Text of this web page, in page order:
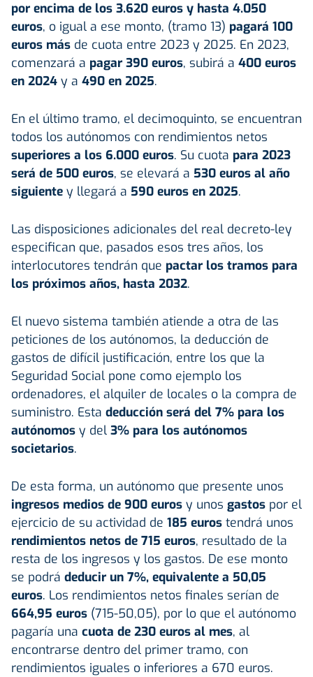
por encima de los 3.620 euros y hasta 4.050
euros, o igual a ese monto, (tramo 13) pagará 100
euros más de cuota entre 2023 y 2025. En 2023,
comenzará a pagar 390 euros, subirá a 400 euros
en 2024 y a 490 en 2025.
En el último tramo, el decimoquinto, se encuentran
todos los autónomos con rendimientos netos
superiores a los 6.000 euros. Su cuota para 2023
será de 500 euros, se elevará a 530 euros al año
siguiente y llegará a 590 euros en 2025.
Las disposiciones adicionales del real decreto-ley
especifican que, pasados esos tres años, los
interlocutores tendrán que pactar los tramos para
los próximos años, hasta 2032.
El nuevo sistema también atiende a otra de las
peticiones de los autónomos, la deducción de
gastos de difícil justificación, entre los que la
Seguridad Social pone como ejemplo los
ordenadores, el alquiler de locales o la compra de
suministro. Esta deducción será del 7% para los
autónomos y del 3% para los autónomos
societarios.
De esta forma, un autónomo que presente unos
ingresos medios de 900 euros y unos gastos por el
ejercicio de su actividad de 185 euros tendrá unos
rendimientos netos de 715 euros, resultado de la
resta de los ingresos y los gastos. De ese monto
se podrá deducir un 7%, equivalente a 50,05
euros. Los rendimientos netos finales serían de
664,95 euros (715-50,05), por lo que el autónomo
pagaría una cuota de 230 euros al mes, al
encontrarse dentro del primer tramo, con
rendimientos iguales o inferiores a 670 euros.